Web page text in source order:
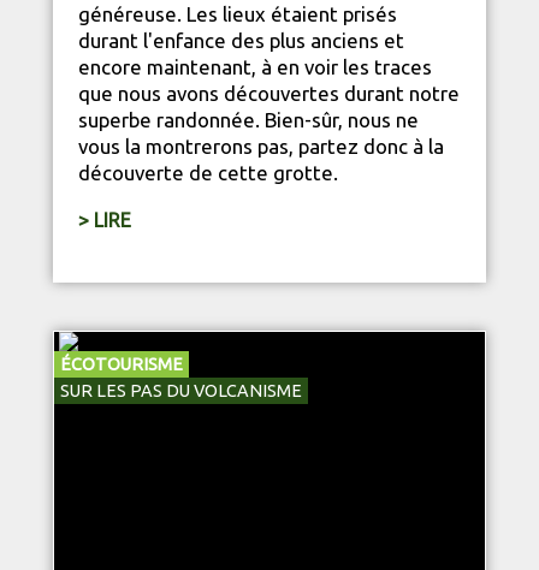
généreuse. Les lieux étaient prisés
durant l'enfance des plus anciens et
encore maintenant, à en voir les traces
que nous avons découvertes durant notre
superbe randonnée. Bien-sûr, nous ne
vous la montrerons pas, partez donc à la
découverte de cette grotte.
> LIRE
ÉCOTOURISME
SUR LES PAS DU VOLCANISME